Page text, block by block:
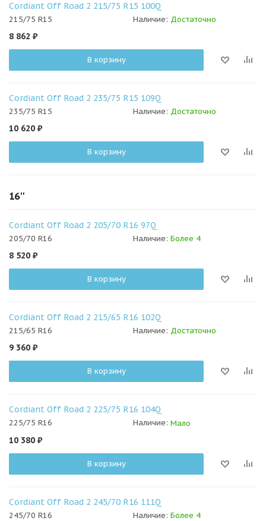
Cordiant Off Road 2 215/75 R15 100Q
215/75 R15 Наличие: Достаточно
8 862 ₽
В корзину
Cordiant Off Road 2 235/75 R15 109Q
235/75 R15 Наличие: Достаточно
10 620 ₽
В корзину
16''
Cordiant Off Road 2 205/70 R16 97Q
205/70 R16 Наличие: Более 4
8 520 ₽
В корзину
Cordiant Off Road 2 215/65 R16 102Q
215/65 R16 Наличие: Достаточно
9 360 ₽
В корзину
Cordiant Off Road 2 225/75 R16 104Q
225/75 R16 Наличие: Мало
10 380 ₽
В корзину
Cordiant Off Road 2 245/70 R16 111Q
245/70 R16 Наличие: Более 4